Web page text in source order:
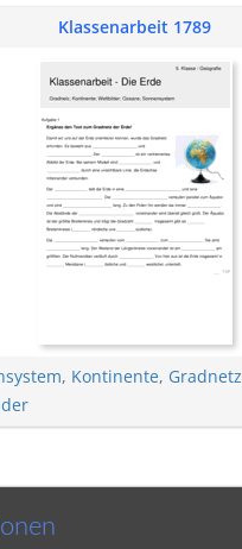
Klassenarbeit 1789
, Kontinente, Gradnetz